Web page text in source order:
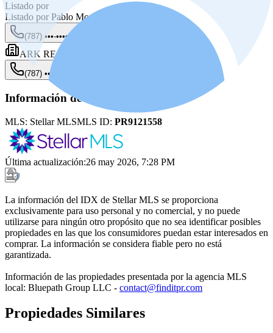
Listado por
Listado por Pablo Morales Cruz
(787) •••-••••Mostrar
ARK REAL ESTATE
(787) •••-••••
Información de la fuente
MLS: Stellar MLSMLS ID: PR9121558
Última actualización:26 may 2026, 7:28 PM
La información del IDX de Stellar MLS se proporciona
exclusivamente para uso personal y no comercial, y no puede
utilizarse para ningún otro propósito que no sea identificar posibles
propiedades en las que los consumidores puedan estar interesados en
comprar. La información se considera fiable pero no está
garantizada.
Información de las propiedades presentada por la agencia MLS
local: Bluepath Group LLC - contact@finditpr.com
Propiedades Similares